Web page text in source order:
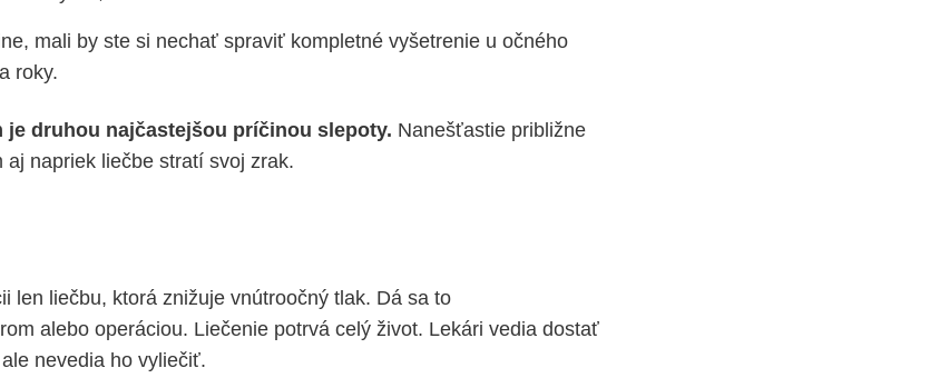
mali by ste si nechať spraviť kompletné vyšetrenie u očného
roky.
je druhou najčastejšou príčinou slepoty. Nanešťastie približne
napriek liečbe stratí svoj zrak.
len liečbu, ktorá znižuje vnútroočný tlak. Dá sa to
alebo operáciou. Liečenie potrvá celý život. Lekári vedia dostať
nevedia ho vyliečiť.